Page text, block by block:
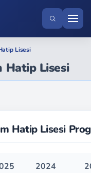
Lisesi
Hatip Lisesi
Hatip Lisesi
2024